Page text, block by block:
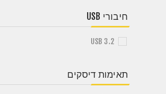
חיבורי USB
USB 3.2
תאימות דיסקים